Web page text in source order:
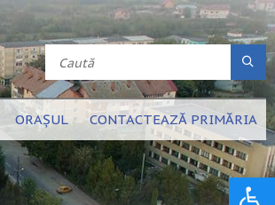
ORAȘUL CONTACTEAZĂ PRIMĂRIA
Deschide bara de unelte